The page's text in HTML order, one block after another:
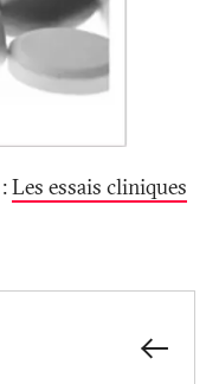
:Les essais cliniques